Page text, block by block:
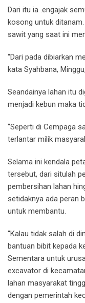
Dari itu ia .engajak
kosong untuk
sawit yang saat ini
“Dari pada dibiarkan
kata Syahbana,
Seandainya lahan itu
menjadi kebun maka
“Seperti di Cempaga
terlantar milik
Selama ini kendala
tersebut, dari situlah
pembersihan lahan
setidaknya ada peran
untuk membantu.
“Kalau tidak salah di
bantuan bibit kepada
Sementara untuk
excavator di
lahan masyarakat
dengan pemerintah